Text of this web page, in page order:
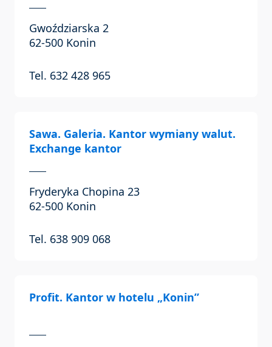
Gwoździarska 2
62-500 Konin
Tel. 632 428 965
Sawa. Galeria. Kantor wymiany walut.
Exchange kantor
Fryderyka Chopina 23
62-500 Konin
Tel. 638 909 068
Profit. Kantor w hotelu „Konin”